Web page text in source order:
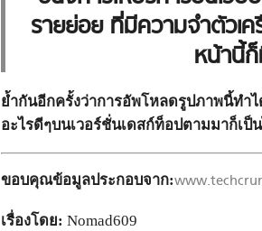
รายย่อย ที่มีความจำตัวเ
หน้านี้
ย้ำกันอีกครั้งว่าการอัพโหลดรูปภาพนี้ทำ
อะไรดีๆบนเวอร์ชั่นเดสก์ท็อปตามมาก็เป็
ขอบคุณข้อมูลประกอบจาก:
เรื่องโดย: Nomad609